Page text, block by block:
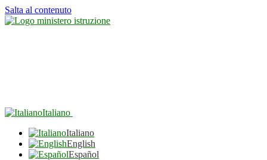
Salta al contenuto
Italiano
Italiano
English
Español